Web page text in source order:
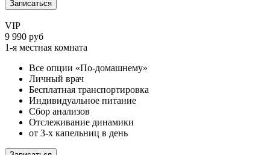
Записаться
VIP
9 990 руб
1-я местная комната
Все опции «По-домашнему»
Личный врач
Бесплатная транспортировка
Индивидуальное питание
Сбор анализов
Отслеживание динамики
от 3-х капельниц в день